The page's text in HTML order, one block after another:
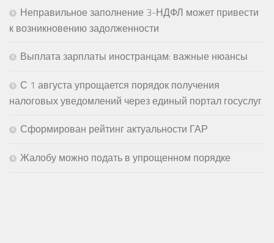
Неправильное заполнение 3-НДФЛ может привести
к возникновению задолженности
Выплата зарплаты иностранцам: важные нюансы
С 1 августа упрощается порядок получения
налоговых уведомлений через единый портал госуслуг
Сформирован рейтинг актуальности ГАР
Жалобу можно подать в упрощенном порядке